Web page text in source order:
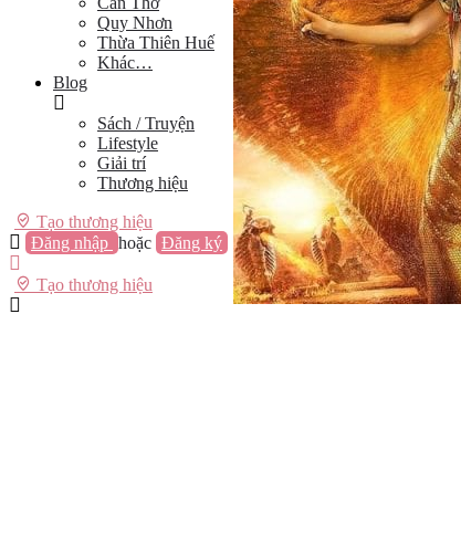
Quy Nhơn
Thừa Thiên Huế
Khác…
Blog
Sách / Truyện
Lifestyle
Giải trí
Thương hiệu
Tạo thương hiệu
Đăng nhập hoặc Đăng ký
Tạo thương hiệu